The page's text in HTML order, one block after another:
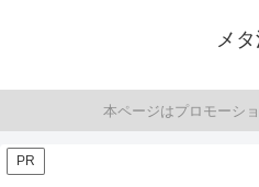
メ
本ページはプロモーシ
PR